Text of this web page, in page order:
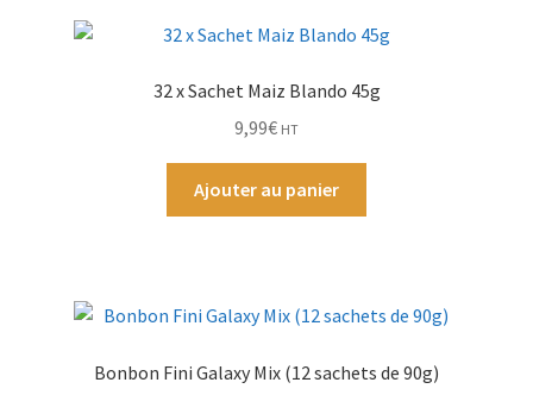
32 x Sachet Maiz Blando 45g
9,99€ HT
Ajouter au panier
Bonbon Fini Galaxy Mix (12 sachets de 90g)